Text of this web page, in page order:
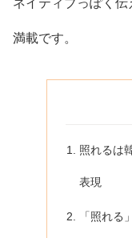
ネイティブっぽく
満載です。
照れるは
表現
「照れる